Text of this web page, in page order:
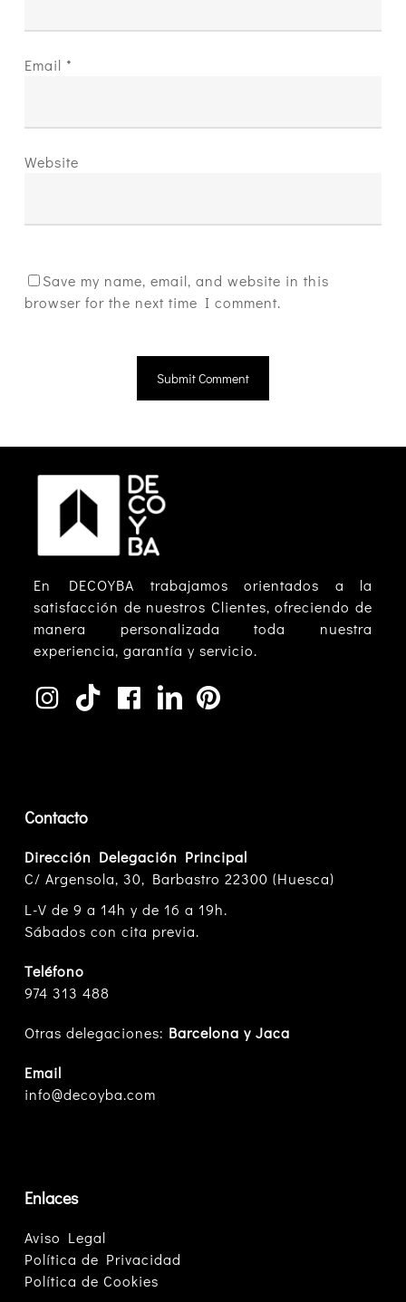
Email *
Website
Save my name, email, and website in this
browser for the next time I comment.
En DECOYBA trabajamos orientados a la
satisfacción de nuestros Clientes, ofreciendo de
manera personalizada toda nuestra
experiencia, garantía y servicio.
Contacto
Dirección Delegación Principal
C/ Argensola, 30, Barbastro 22300 (Huesca)
L-V de 9 a 14h y de 16 a 19h.
Sábados con cita previa.
Teléfono
974 313 488
Otras delegaciones: Barcelona y Jaca
Email
info@decoyba.com
Enlaces
Aviso Legal
Política de Privacidad
Política de Cookies